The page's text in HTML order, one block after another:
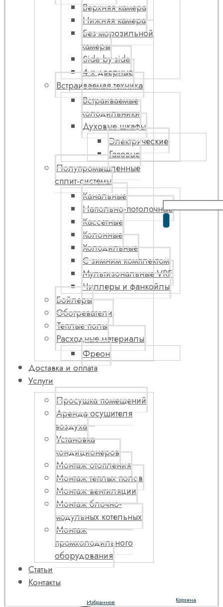
Верхняя камера
Нижняя камера
Без морозильной
камеры
Side by side
4-х дверные
Встраиваемая техника
Встраиваемые
холодильники
Духовые шкафы
Электрические
Газовые
Полупромышленные
сплит-системы
Канальные
Напольно-потолочные
Кассетные
Колонные
Холодильные
С зимним комплектом
Мультизональные VRF
Чиллеры и фанкойлы
Бойлеры
Обогреватели
Теплые полы
Расходные материалы
Фреон
Доставка и оплата
Услуги
Просушка помещений
Аренда осушителя
воздуха
Установка
кондиционеров
Монтаж отопления
Монтаж теплых полов
Монтаж вентиляции
Монтаж блочно-
модульных котельных
Монтаж
промхолодильного
оборудования
Статьи
Контакты
Корзина
Избранное